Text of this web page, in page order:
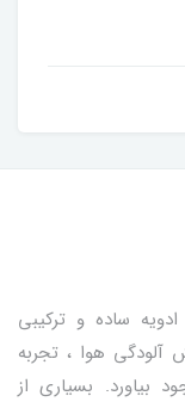
با تنوع بیش از 300 نوع ادویه ساده و ترکیبی
هوا ، تجربه
بیاورد. بسیاری از